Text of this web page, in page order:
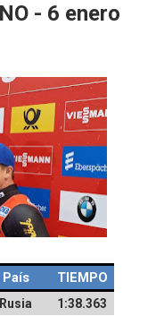
- 6 enero
País TIEMPO
Rusia
1:38.363